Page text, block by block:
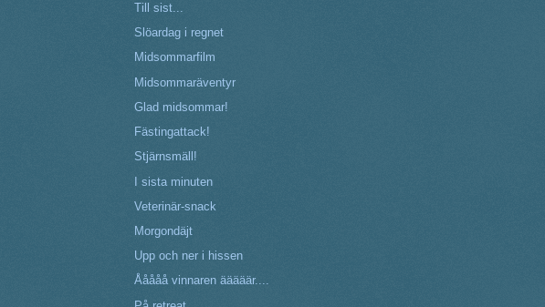
Till sist...
Slöardag i regnet
Midsommarfilm
Midsommaräventyr
Glad midsommar!
Fästingattack!
Stjärnsmäll!
I sista minuten
Veterinär-snack
Morgondäjt
Upp och ner i hissen
Ååååå vinnaren ääääär....